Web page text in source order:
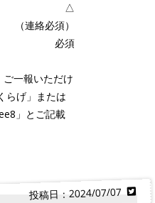
△
（連絡必須）
必須
一報いただけ
らげ」または
」とご記載
投稿日：2024/07/07